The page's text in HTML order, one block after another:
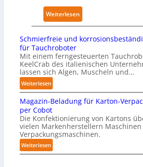
4
3
-
-
2
n
n
g
n
e
z
w
r
k
ü
s
a
t
N
o
t
n
d
Weiterlesen
W
h
t
e
p
e
r
z
u
Schmierfreie und
für Tauchroboter
Mit einem ferngesteuerten
KeelCrab des italienischen
lassen sich Algen, Muscheln und…
Weiterlesen:
S
c
h
m
i
e
r
Magazin-Beladung für Karton-
per Cobot
Die Konfektionierung von Kartons
vielen Markenherstellern Maschinen
Verpackungsmaschinen.
Weiterlesen:
M